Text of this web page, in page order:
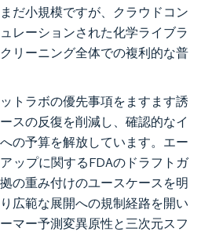
だ小規模ですが、クラウドコン
レーションされた化学ライブラ
リーニング全体での複利的な普
トラボの優先事項をますます誘
スの反復を削減し、確認的なイ
の予算を解放しています。エー
ップに関するFDAのドラフトガ
の重み付けのユースケースを明
広範な展開への規制経路を開い
マー予測変異原性と三次元スフ